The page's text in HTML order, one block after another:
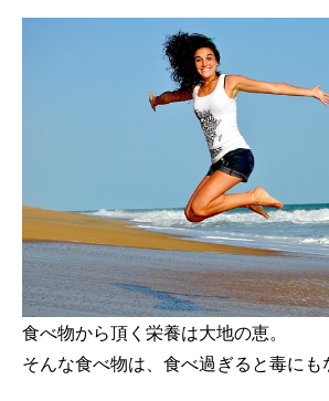
食べ物から頂く栄養は大地の恵。
そんな食べ物は、食べ過ぎると毒にも